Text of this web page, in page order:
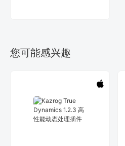
您可能感兴趣